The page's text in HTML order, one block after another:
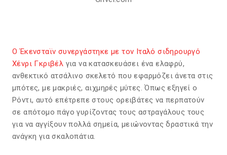
Ο Έκενσταϊν συνεργάστηκε με τον Ιταλό σιδηρουργό
Χένρι Γκριβέλ για να κατασκευάσει ένα ελαφρύ,
ανθεκτικό ατσάλινο σκελετό που εφαρμόζει άνετα στις
μπότες, με μακριές, αιχμηρές μύτες. Όπως εξηγεί ο
Ρόντι, αυτό επέτρεπε στους ορειβάτες να περπατούν
σε απότομο πάγο γυρίζοντας τους αστραγάλους τους
για να αγγίξουν πολλά σημεία, μειώνοντας δραστικά την
ανάγκη για σκαλοπάτια.